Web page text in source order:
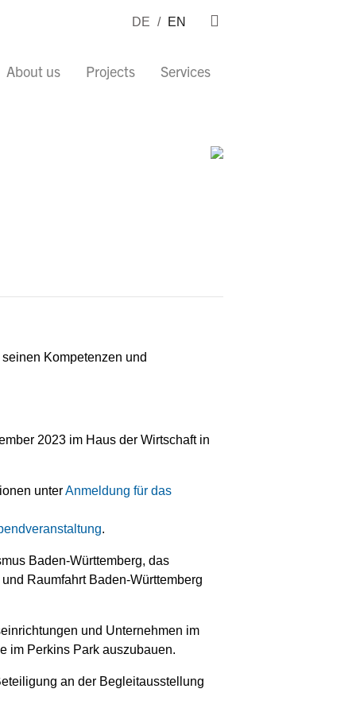
DE / EN
About us Projects Services
Kompetenzen und
2023 im Haus der Wirtschaft in
unterAnmeldung für das
.
Baden-Württemberg, das
Raumfahrt Baden-Württemberg
und Unternehmen im
im Perkins Park auszubauen.
an der Begleitausstellung